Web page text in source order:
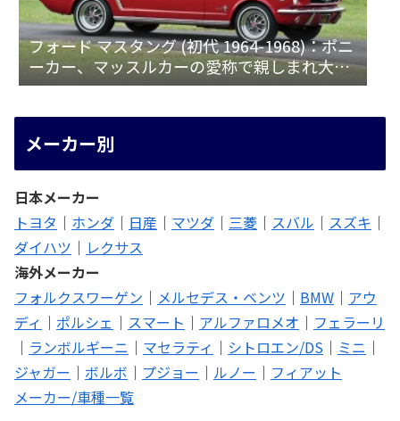
フォード マスタング (初代 1964-1968)：ポニ
ーカー、マッスルカーの愛称で親しまれ大ヒ
ット
メーカー別
日本メーカー
トヨタ ｜ ホンダ ｜ 日産 ｜ マツダ ｜ 三菱 ｜ スバル ｜ スズキ ｜
ダイハツ ｜ レクサス
海外メーカー
フォルクスワーゲン ｜ メルセデス・ベンツ ｜ BMW ｜ アウ
ディ ｜ ポルシェ ｜ スマート ｜ アルファロメオ ｜ フェラーリ
｜ ランボルギーニ ｜ マセラティ ｜ シトロエン/DS ｜ ミニ ｜
ジャガー ｜ ボルボ ｜ プジョー ｜ ルノー ｜ フィアット
メーカー/車種一覧